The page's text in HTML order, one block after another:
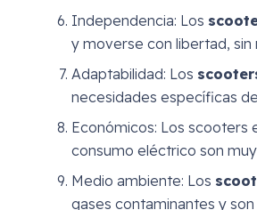
Independencia: Los
y moverse con libertad,
Adaptabilidad: Los
necesidades específicas
Económicos: Los scooters
consumo eléctrico son
Medio ambiente: Los
gases contaminantes y